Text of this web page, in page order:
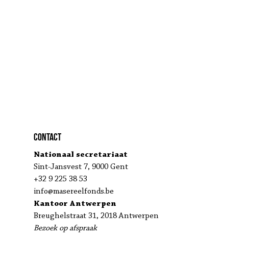
Contact
Nationaal secretariaat
Sint-Jansvest 7, 9000 Gent
+32 9 225 38 53
info@masereelfonds.be
Kantoor Antwerpen
Breughelstraat 31, 2018 Antwerpen
Bezoek op afspraak